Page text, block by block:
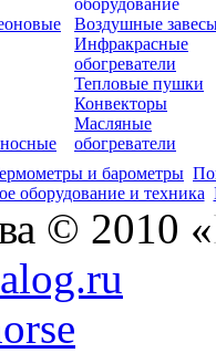
Воздушные
Инфракрасные
обогреватели
Тепловые пушки
Конвекторы
Масляные
обогреватели
и барометры
оборудование и техника
© 2010 «